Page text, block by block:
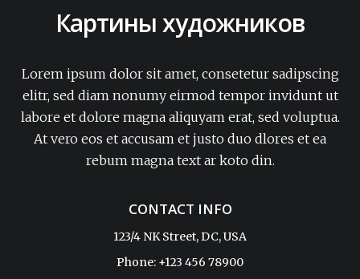
Картины художников
Lorem ipsum dolor sit amet, consetetur sadipscing
elitr, sed diam nonumy eirmod tempor invidunt ut
labore et dolore magna aliquyam erat, sed voluptua.
At vero eos et accusam et justo duo dlores et ea
rebum magna text ar koto din.
CONTACT INFO
123/4 NK Street, DC, USA
Phone: +123 456 78900